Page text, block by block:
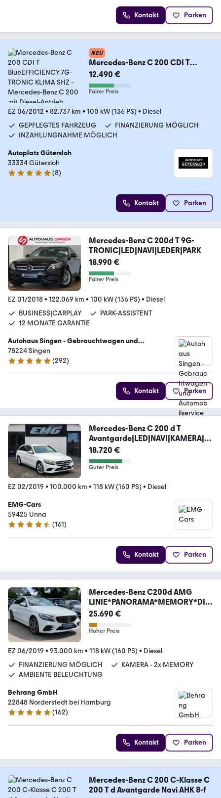
Kontakt Parken
NEU
Mercedes-Benz C 200 CDI T
BlueEFFICIENCY 7G-TRONIC
KLIMA SHZ
12.490 €
Fairer Preis
EZ 06/2012 • 82.737 km • 100 kW (136 PS) • Diesel
GEPFLEGTES FAHRZEUG
FINANZIERUNG MÖGLICH
INZAHLUNGNAHME MÖGLICH
Autoplatz Gütersloh
33334 Gütersloh
5 Sterne
(8)
Kontakt Parken
Mercedes-Benz C 200d T 9G-
TRONIC|LED|NAVI|LEDER|PARK
18.990 €
Fairer Preis
EZ 01/2018• 122.069 km • 100 kW (136 PS) • Diesel
BUSINESS|CARPLAY
PARK-ASSISTENT
12 MONATE GARANTIE
Autohaus Singen - Gebrauchtwagen und
Automobilservice
78224 Singen
5 Sterne
(292)
Kontakt Parken
Mercedes-Benz C 200 d T
Avantgarde|LED|NAVI|KAMERA|LE
DER|HU-AU
18.720 €
Guter Preis
EZ 02/2019 • 100.000 km • 118 kW (160 PS) • Diesel
EMG-Cars
59425 Unna
4.3 Sterne
(161)
Kontakt Parken
Mercedes-Benz C200d AMG
LINIE*PANORAMA*MEMORY*DIG
ITAL COCKPIT*
25.690 €
Hoher Preis
EZ 06/2019 • 93.000 km • 118 kW (160 PS) • Diesel
FINANZIERUNG MÖGLICH
KAMERA - 2x MEMORY
AMBIENTE BELEUCHTUNG
Behrang GmbH
22848 Norderstedt bei Hamburg
4.9 Sterne
(162)
Kontakt Parken
Mercedes-Benz C 200 C-Klasse C
200 T d Avantgarde Navi AHK 8-f